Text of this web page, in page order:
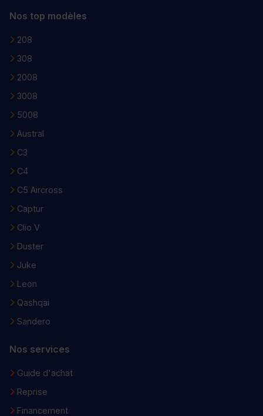
Nos top modèles
208
308
2008
3008
5008
Austral
C3
C4
C5 Aircross
Captur
Clio V
Duster
Juke
Leon
Qashqai
Sandero
Nos services
Guide d'achat
Reprise
Financement